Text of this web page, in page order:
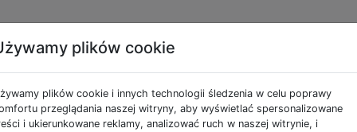
jako export
nazwami kolumn
plików cookie
plików cookie i innych technologii śledzenia w celu poprawy
przeglądania naszej witryny, aby wyświetlać spersonalizowane
i ukierunkowane reklamy, analizować ruch w naszej witrynie, i